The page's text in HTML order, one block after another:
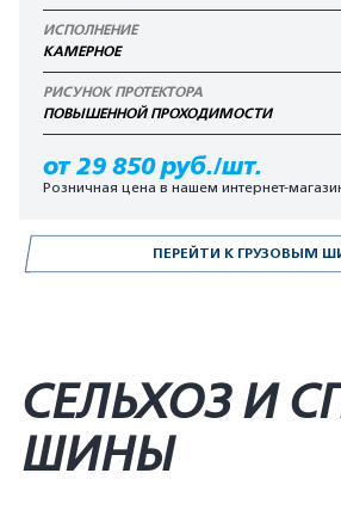
ПЕРЕЙТИ К ГРУЗОВЫМ
ИСПОЛНЕНИЕ
КАМЕРНОЕ
РИСУНОК ПРОТЕКТОРА
ПОВЫШЕННОЙ ПРОХОДИМОСТИ
от 29 850 руб./шт.
Розничная цена в нашем интернет-
СЕЛЬХОЗ И
ШИНЫ